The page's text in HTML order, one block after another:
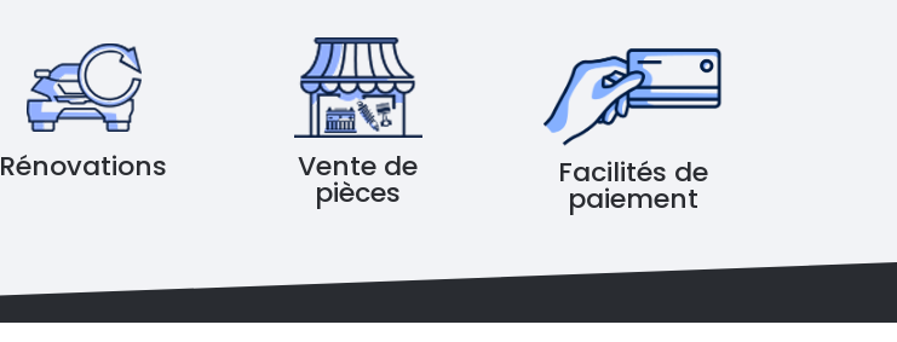
Rénovations Vente de
pièces
Facilités de
paiement